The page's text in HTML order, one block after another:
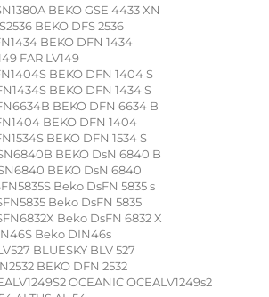
BEKO GSE 4433 XN
BEKO DFS 2536
BEKO DFN 1434
FAR LV149
BEKO DFN 1404 S
BEKO DFN 1434 S
BEKO DFN 6634 B
BEKO DFN 1404
BEKO DFN 1534 S
BEKO DsN 6840 B
BEKO DsN 6840
Beko DsFN 5835 s
Beko DsFN 5835
Beko DsFN 6832 X
Beko DIN46s
BLUESKY BLV 527
BEKO DFN 2532
OCEANIC OCEALV1249s2